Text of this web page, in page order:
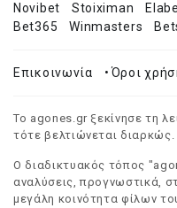
Novibet Stoiximan
Bet365
Winmasters
Επικοινωνία •Όροι
Το agones.gr ξεκίνησε τη
τότε βελτιώνεται διαρκώς.
Ο διαδικτυακός τόπος
αναλύσεις, προγνωστικά,
μεγάλη κοινότητα φίλων